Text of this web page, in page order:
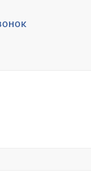
согласие с